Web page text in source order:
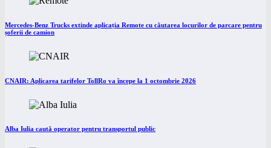
Mercedes-Benz Trucks extinde aplicația Remote cu căutarea locurilor de parcare pentru
șoferii de camion
CNAIR: Aplicarea tarifelor TollRo va începe la 1 octombrie 2026
Alba Iulia caută operator pentru transportul public